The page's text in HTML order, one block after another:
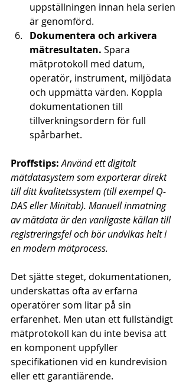
uppställningen innan hela serien
är genomförd.
Dokumentera och arkivera
mätresultaten. Spara
mätprotokoll med datum,
operatör, instrument, miljödata
och uppmätta värden. Koppla
dokumentationen till
tillverkningsordern för full
spårbarhet.
Proffstips: Använd ett digitalt
mätdatasystem som exporterar direkt
till ditt kvalitetssystem (till exempel Q-
DAS eller Minitab). Manuell inmatning
av mätdata är den vanligaste källan till
registreringsfel och bör undvikas helt i
en modern mätprocess.
Det sjätte steget, dokumentationen,
underskattas ofta av erfarna
operatörer som litar på sin
erfarenhet. Men utan ett fullständigt
mätprotokoll kan du inte bevisa att
en komponent uppfyller
specifikationen vid en kundrevision
eller ett garantiärende.